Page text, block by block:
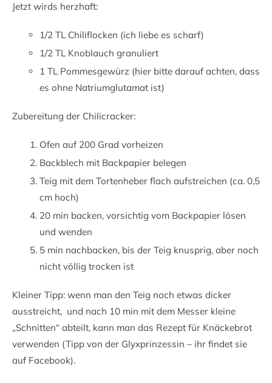
Jetzt wirds herzhaft:
1/2 TL Chiliflocken (ich liebe es scharf)
1/2 TL Knoblauch granuliert
1 TL Pommesgewürz (hier bitte darauf achten, dass
es ohne Natriumglutamat ist)
Zubereitung der Chilicracker:
Ofen auf 200 Grad vorheizen
Backblech mit Backpapier belegen
Teig mit dem Tortenheber flach aufstreichen (ca. 0,5
cm hoch)
20 min backen, vorsichtig vom Backpapier lösen
und wenden
5 min nachbacken, bis der Teig knusprig, aber noch
nicht völlig trocken ist
Kleiner Tipp: wenn man den Teig noch etwas dicker
ausstreicht, und nach 10 min mit dem Messer kleine
„Schnitten“ abteilt, kann man das Rezept für Knäckebrot
verwenden (Tipp von der Glyxprinzessin – ihr findet sie
auf Facebook).